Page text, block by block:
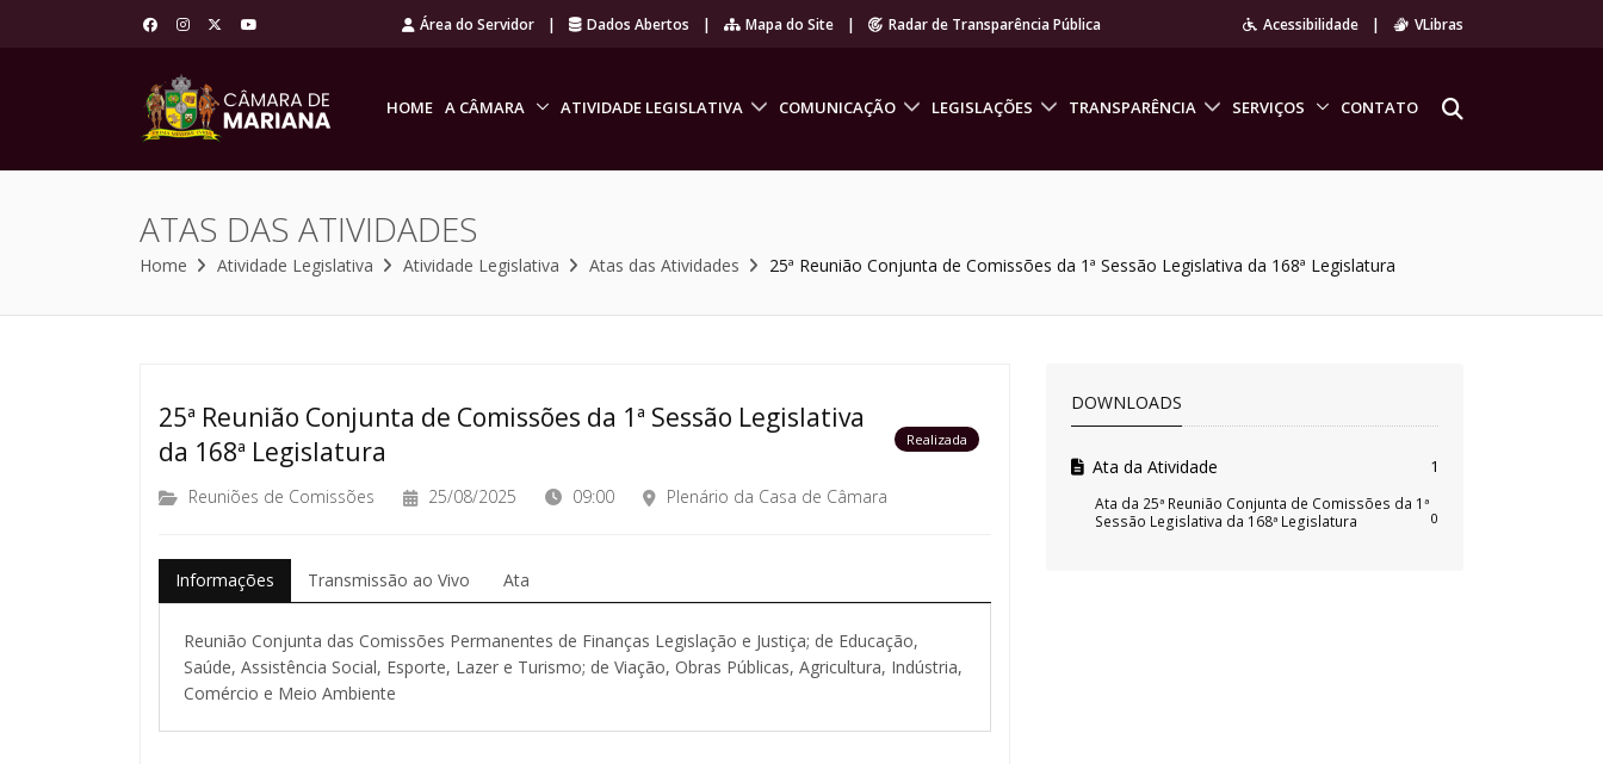
Área do Servidor | Dados Abertos | Mapa do Site | Radar de Transparência Pública Acessibilidade | VLibras
HOME A CÂMARA ATIVIDADE LEGISLATIVA COMUNICAÇÃO LEGISLAÇÕES TRANSPARÊNCIA SERVIÇOS CONTATO
ATAS DAS ATIVIDADES
Home Atividade Legislativa Atividade Legislativa Atas das Atividades 25ª Reunião Conjunta de Comissões da 1ª Sessão Legislativa da 168ª Legislatura
25ª Reunião Conjunta de Comissões da 1ª Sessão Legislativa
da 168ª Legislatura
Realizada
Reuniões de Comissões 25/08/2025 09:00 Plenário da Casa de Câmara
Informações Transmissão ao Vivo Ata
Reunião Conjunta das Comissões Permanentes de Finanças Legislação e Justiça; de Educação,
Saúde, Assistência Social, Esporte, Lazer e Turismo; de Viação, Obras Públicas, Agricultura, Indústria,
Comércio e Meio Ambiente
DOWNLOADS
Ata da Atividade 1
Ata da 25ª Reunião Conjunta de Comissões da 1ª
Sessão Legislativa da 168ª Legislatura
0